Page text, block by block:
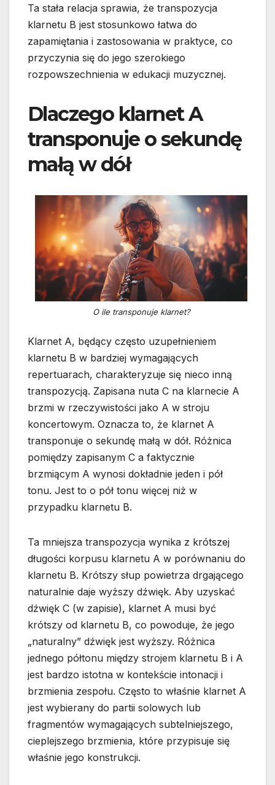
Ta stała relacja sprawia, że transpozycja
klarnetu B jest stosunkowo łatwa do
zapamiętania i zastosowania w praktyce, co
przyczynia się do jego szerokiego
rozpowszechnienia w edukacji muzycznej.
Dlaczego klarnet A
transponuje o sekundę
małą w dół
O ile transponuje klarnet?
Klarnet A, będący często uzupełnieniem
klarnetu B w bardziej wymagających
repertuarach, charakteryzuje się nieco inną
transpozycją. Zapisana nuta C na klarnecie A
brzmi w rzeczywistości jako A w stroju
koncertowym. Oznacza to, że klarnet A
transponuje o sekundę małą w dół. Różnica
pomiędzy zapisanym C a faktycznie
brzmiącym A wynosi dokładnie jeden i pół
tonu. Jest to o pół tonu więcej niż w
przypadku klarnetu B.
Ta mniejsza transpozycja wynika z krótszej
długości korpusu klarnetu A w porównaniu do
klarnetu B. Krótszy słup powietrza drgającego
naturalnie daje wyższy dźwięk. Aby uzyskać
dźwięk C (w zapisie), klarnet A musi być
krótszy od klarnetu B, co powoduje, że jego
„naturalny” dźwięk jest wyższy. Różnica
jednego półtonu między strojem klarnetu B i A
jest bardzo istotna w kontekście intonacji i
brzmienia zespołu. Często to właśnie klarnet A
jest wybierany do partii solowych lub
fragmentów wymagających subtelniejszego,
cieplejszego brzmienia, które przypisuje się
właśnie jego konstrukcji.